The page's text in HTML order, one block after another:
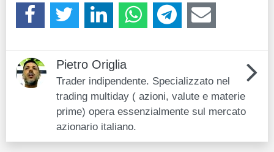
Pietro Origlia
Trader indipendente. Specializzato nel
trading multiday ( azioni, valute e materie
prime) opera essenzialmente sul mercato
azionario italiano.